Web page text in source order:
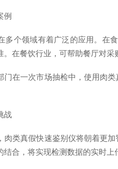
例
领域有着广泛的应用。在食
。在餐饮行业，可帮助餐厅对
一次市场抽检中，使用肉类
战
真假快速鉴别仪将朝着更加
结合，将实现检测数据的实时